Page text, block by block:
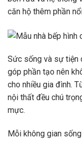
căn hộ thêm phần
Sức sống và sự tiện
góp phần tạo nên
cho nhiều gia đình.
nội thất đều chú
mực.
Mỗi không gian